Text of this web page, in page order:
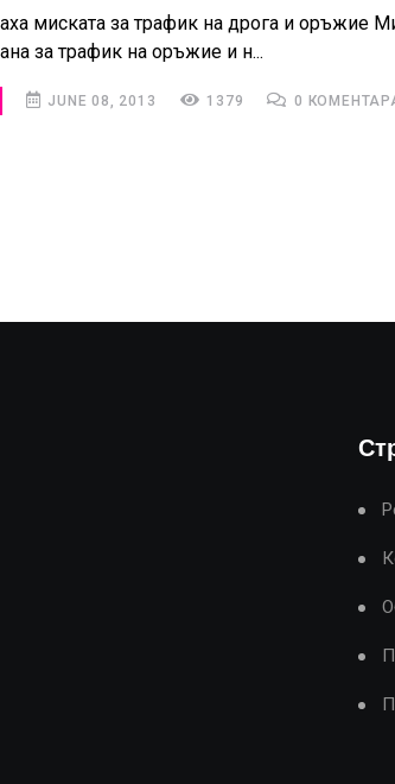
миската за трафик на дрога и оръжие
за трафик на оръжие и н...
JUNE 08, 2013 1379 0